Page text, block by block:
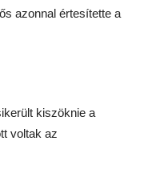
azonnal értesítette a
kiszöknie a
voltak az